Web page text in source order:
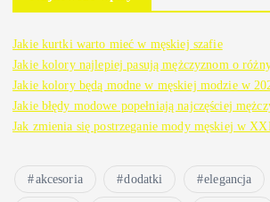
Jakie kurtki warto mieć w męskiej szafie
Jakie kolory najlepiej pasują mężczyznom o
Jakie kolory będą modne w męskiej modzie w
Jakie błędy modowe popełniają najczęściej
Jak zmienia się postrzeganie mody męskiej w
akcesoria dodatki elegancja